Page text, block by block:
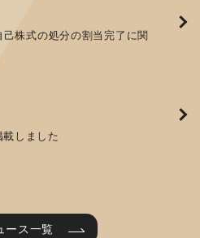
株式の処分の割当完了に関
しました
2025(第61回機械工業見本
しました
しました
終了しました
明コーナー予約のご案内 ※
更新しました
載しました
ランス企業知事表彰「優良
ース一覧